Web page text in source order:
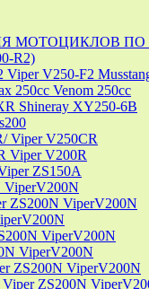
МОТОЦИКЛОВ
R2)
Viper V250-F2
250cc Venom 250cc
Shineray XY250-6B
Viper V250CR
Viper V200R
ZS150A
ViperV200N
ZS200N ViperV200N
ViperV200N
ViperV200N
ZS200N ViperV200N
ZS200N